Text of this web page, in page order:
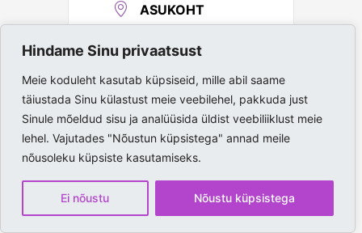
Hindame Sinu privaatsust
Meie koduleht kasutab küpsiseid, mille abil saame
täiustada Sinu külastust meie veebilehel, pakkuda just
Sinule mõeldud sisu ja analüüsida üldist veebiliiklust meie
lehel. Vajutades "Nõustun küpsistega" annad meile
nõusoleku küpsiste kasutamiseks.
Ei nõustu Nõustu küpsistega
ASUKOHT